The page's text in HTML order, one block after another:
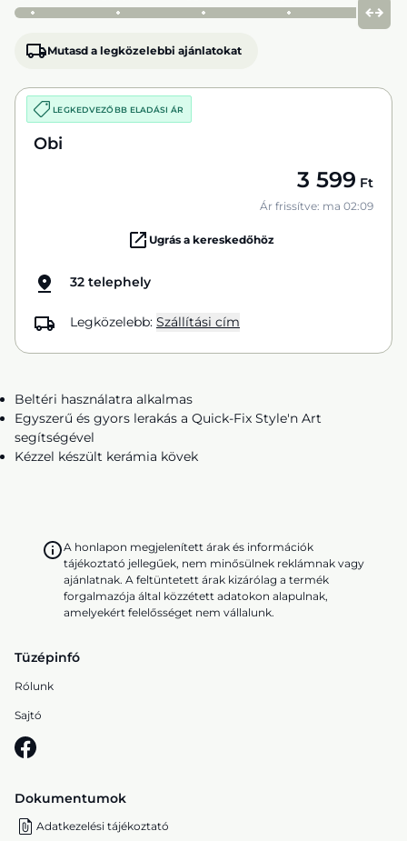
Mutasd a legközelebbi ajánlatokat
LEGKEDVEZŐBB ELADÁSI ÁR
Obi
3 599 Ft
Ár frissítve: ma 02:09
Ugrás a kereskedőhöz
32 telephely
Legközelebb: Szállítási cím
Beltéri használatra alkalmas
Egyszerű és gyors lerakás a Quick-Fix Style'n Art
segítségével
Kézzel készült kerámia kövek
A honlapon megjelenített árak és információk
tájékoztató jellegűek, nem minősülnek reklámnak vagy
ajánlatnak. A feltüntetett árak kizárólag a termék
forgalmazója által közzétett adatokon alapulnak,
amelyekért felelősséget nem vállalunk.
Tüzépinfó
Rólunk
Sajtó
Dokumentumok
Adatkezelési tájékoztató